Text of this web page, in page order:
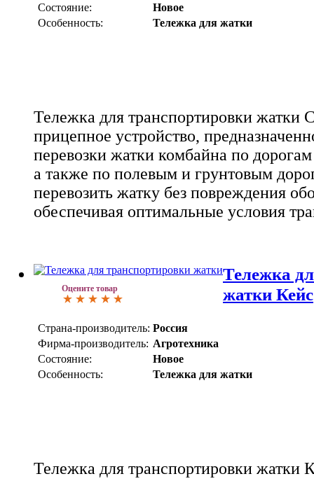
Состояние:
Новое
Особенность:
Тележка для жатки
Тележка для транспортировки жатки
прицепное устройство,
перевозки жатки комбайна по
а также по полевым и грунтовым
перевозить жатку без повреждения
обеспечивая оптимальные условия
Оцените товар
Тележка
жатки Кейс
Страна-производитель: Россия
Фирма-производитель: Агротехника
Состояние:
Новое
Особенность:
Тележка для жатки
Тележка для транспортировки жатки